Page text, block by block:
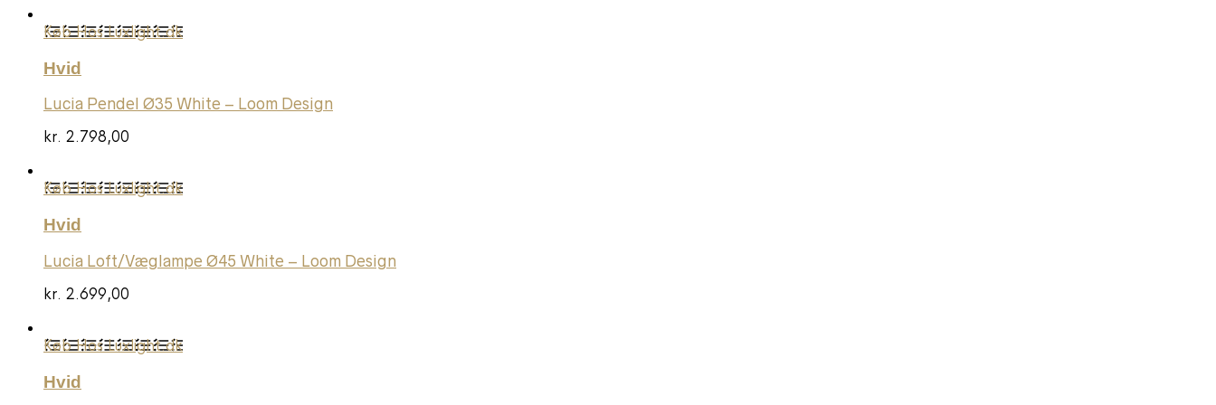
Køb Hos Luxlight.dk
Hvid
Lucia Pendel Ø35 White – Loom Design
kr. 2.798,00
Køb Hos Luxlight.dk
Hvid
Lucia Loft/Væglampe Ø45 White – Loom Design
kr. 2.699,00
Køb Hos Luxlight.dk
Hvid